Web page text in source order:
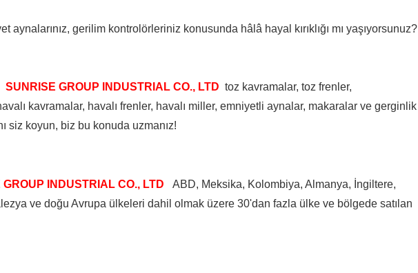
aynalarınız, gerilim kontrolörleriniz konusunda hâlâ hayal kırıklığı mı yaşıyorsunuz?
SUNRISE GROUP INDUSTRIAL CO., LTD toz kavramalar, toz frenler,
kavramalar, havalı frenler, havalı miller, emniyetli aynalar, makaralar ve gerginlik
siz koyun, biz bu konuda uzmanız!
GROUP INDUSTRIAL CO., LTD
ABD, Meksika, Kolombiya, Almanya, İngiltere,
ve doğu Avrupa ülkeleri dahil olmak üzere 30'dan fazla ülke ve bölgede satılan